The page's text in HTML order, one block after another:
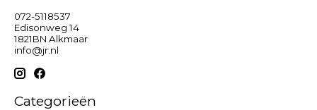
072-5118537
Edisonweg 14
1821BN Alkmaar
info@jr.nl
Categorieën